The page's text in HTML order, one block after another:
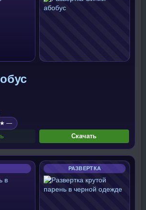
★ —
Скачать
РАЗВЕРТКА